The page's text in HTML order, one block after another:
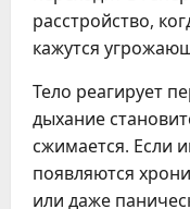
расстройство,
кажутся
Тело реагирует
дыхание
сжимается. Если
появляются
или даже